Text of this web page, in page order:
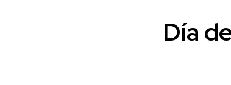
Día